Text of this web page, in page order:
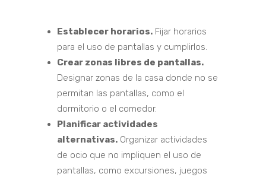
Establecer horarios.Fijar horarios
para el uso de pantallas y cumplirlos.
Crear zonas libres de pantallas.
Designar zonas de la casa donde no se
permitan las pantallas, como el
dormitorio o el comedor.
Planificar actividades
alternativas.Organizar actividades
de ocio que no impliquen el uso de
pantallas, como excursiones, juegos